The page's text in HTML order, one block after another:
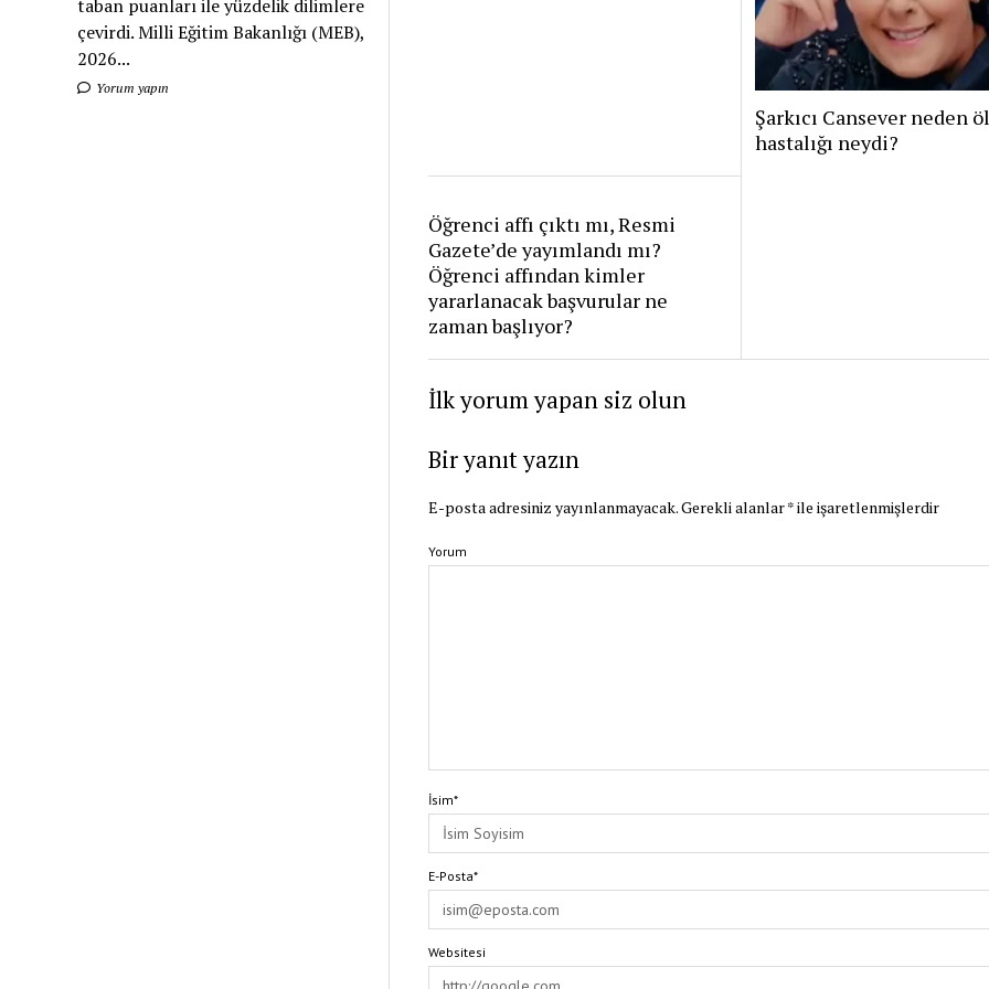
taban puanları ile yüzdelik dilimlere
çevirdi. Milli Eğitim Bakanlığı (MEB),
2026...
Yorum yapın
Şarkıcı Cansever neden
hastalığı neydi?
Öğrenci affı çıktı mı, Resmi
Gazete’de yayımlandı mı?
Öğrenci affından kimler
yararlanacak başvurular ne
zaman başlıyor?
İlk yorum yapan siz olun
Bir yanıt yazın
E-posta adresiniz yayınlanmayacak.Gerekli alanlar*ile işaretlenmişlerdir
Yorum
İsim*
E-Posta*
Websitesi